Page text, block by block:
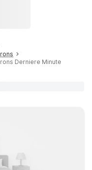
Derniere Minute